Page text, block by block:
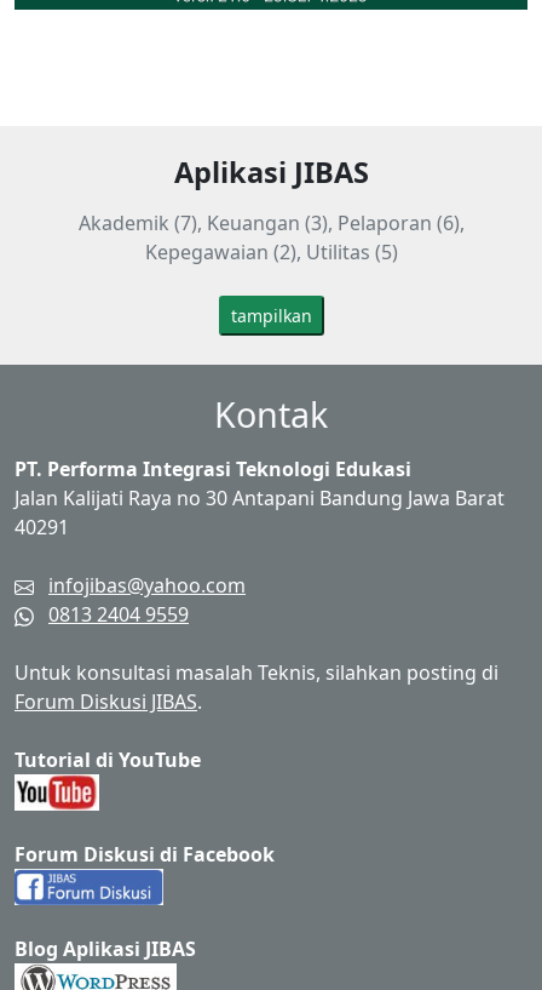
Aplikasi JIBAS
Akademik (7), Keuangan (3), Pelaporan (6),
Kepegawaian (2), Utilitas (5)
tampilkan
Kontak
PT. Performa Integrasi Teknologi Edukasi
Jalan Kalijati Raya no 30 Antapani Bandung Jawa Barat
40291
infojibas@yahoo.com
0813 2404 9559
Untuk konsultasi masalah Teknis, silahkan posting di
Forum Diskusi JIBAS.
Tutorial di YouTube
Forum Diskusi di Facebook
Blog Aplikasi JIBAS